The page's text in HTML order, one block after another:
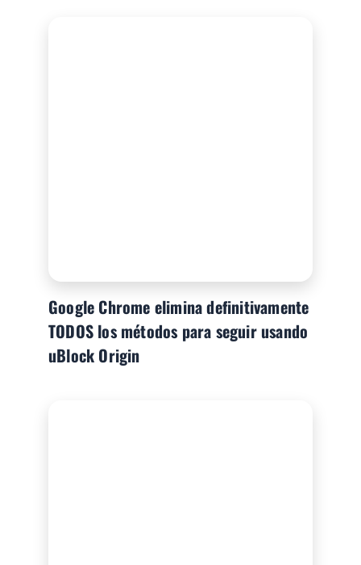
Google Chrome elimina definitivamente
TODOS los métodos para seguir usando
uBlock Origin